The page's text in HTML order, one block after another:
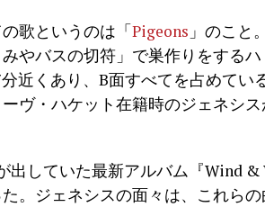
歌というのは「Pigeons 」のこと
やバスの切符」で巣作りをする
分近くあり、B面すべてを占めて
ヴ・ハケット在籍時のジェネシ
出していた最新アルバム『Wind &
。ジェネシスの面々は、これら